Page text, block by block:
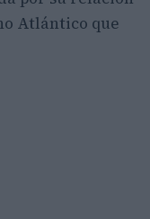
Atlántico que